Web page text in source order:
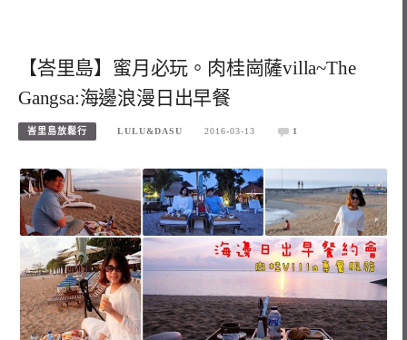
【峇里島】蜜月必玩。肉桂崗薩villa~The
Gangsa:海邊浪漫日出早餐
峇里島放鬆行 LULU&DASU 2016-03-13 1